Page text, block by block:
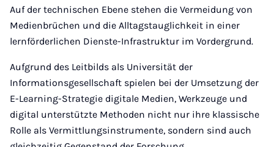
Auf der technischen Ebene stehen die Vermeidung von
Medienbrüchen und die Alltagstauglichkeit in einer
lernförderlichen Dienste-Infrastruktur im Vordergrund.
Aufgrund des Leitbilds als Universität der
Informationsgesellschaft spielen bei der Umsetzung der
E-Learning-Strategie digitale Medien, Werkzeuge und
digital unterstützte Methoden nicht nur ihre klassische
Rolle als Vermittlungsinstrumente, sondern sind auch